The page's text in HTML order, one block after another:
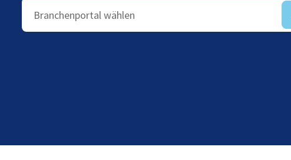
Branchenportal wählen